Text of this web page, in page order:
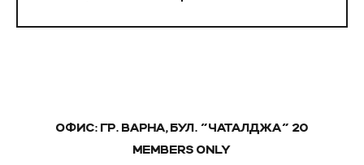
ОФИС: ГР. ВАРНА, БУЛ. "ЧАТАЛДЖА" 20
MEMBERS ONLY